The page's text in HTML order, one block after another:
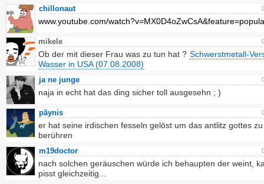
chillonaut
www.youtube.com/
mikele
Ob der mit dieser Frau was zu tun hat ? Schwerstmetall-
Wasser in USA (07.08.2008)
ja ne junge
naja in echt hat das ding sicher toll ausgesehn ; )
päynis
er hat seine irdischen fesseln gelöst um das antlitz gottes zu
berühren
m19doctor
nach solchen geräuschen würde ich behaupten der weint,
pisst gleichzeitig...